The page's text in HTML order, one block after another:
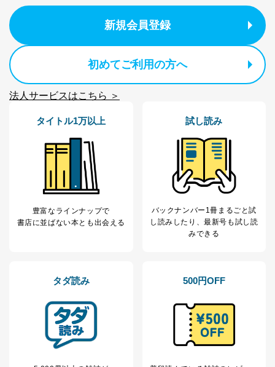
採用応募者の方の
当社の従業者の個
人事、総務などの雇用管理等のた
6
企業）からの委託
定期購読サービス
等をご利用の方の
提携企業及びお客様がご購入され
サービス、キャンペーン等の広告
SNS公式アカウン
トに登録された方
の個人情報
当社のサービス利用状況の把握お
よびその分析のため
お問い合わせ対応、トラブル対
処、オペレーター教育など応対品
その他当社のプライバシーポリシ
ー等にて公表する利用目的達成の
※上記の利用目的のうちNo.1～5については保有個人デ
ータ（開示対象個人情報）の利用目的であり、下記4.の
ます。
３．個人情報の第三者提供について
当社は、取得した個人情報を適切に管理し､あらかじめ
本人の同意を得ることなく第三者に提供することはあり
ません。ただし、次の場合は除きます。
新規会員登録
初めてご利用の方へ
法人サービスはこちら ＞
タイトル1万以上
豊富なラインナップで
書店に並ばない本とも出会える
試し読み
バックナンバー1冊まるごと試
し読み したり、最新号も試し読
みできる
タダ読み 500円OFF